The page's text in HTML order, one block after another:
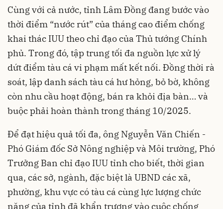
Cùng với cả nước, tỉnh Lâm Đồng đang bước vào
thời điểm “nước rút” của tháng cao điểm chống
khai thác IUU theo chỉ đạo của Thủ tướng Chính
phủ. Trong đó, tập trung tối đa nguồn lực xử lý
dứt điểm tàu cá vi phạm mất kết nối. Đồng thời rà
soát, lập danh sách tàu cá hư hỏng, bỏ bờ, không
còn nhu cầu hoạt động, bán ra khỏi địa bàn… và
buộc phải hoàn thành trong tháng 10/2025.
Để đạt hiệu quả tối đa, ông Nguyễn Văn Chiến -
Phó Giám đốc Sở Nông nghiệp và Môi trường, Phó
Trưởng Ban chỉ đạo IUU tỉnh cho biết, thời gian
qua, các sở, ngành, đặc biệt là UBND các xã,
phường, khu vực có tàu cá cùng lực lượng chức
năng của tỉnh đã khẩn trương vào cuộc chống